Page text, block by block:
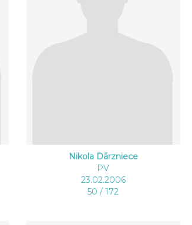
Nikola Dārzniece
PV
23.02.2006
50 / 172